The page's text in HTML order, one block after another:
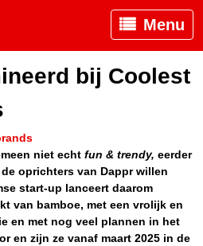
Menu
bij Coolest
niet echt fun & trendy, eerder
oprichters van Dappr willen
start-up lanceert daarom
van bamboe, met een vrolijk en
en met nog veel plannen in het
en zijn ze vanaf maart 2025 in de